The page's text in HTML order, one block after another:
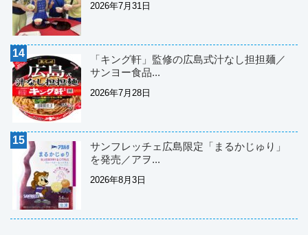
2026年7月31日
「キング軒」監修の広島式汁なし担担麺／
サンヨー食品...
2026年7月28日
サンフレッチェ広島限定「まるかじゅり」
を発売／アヲ...
2026年8月3日